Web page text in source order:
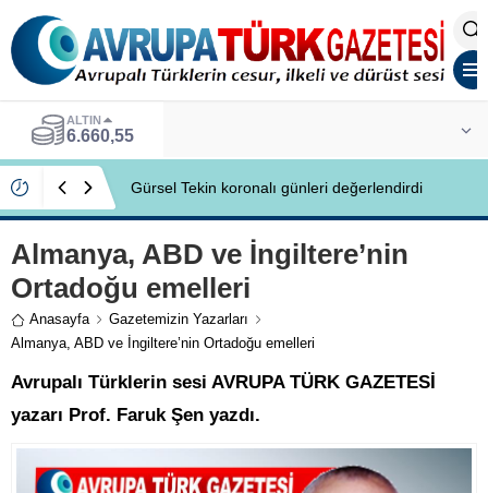
ALTIN
6.660,55
Gürsel Tekin koronalı günleri değerlendirdi
Almanya, ABD ve İngiltere’nin
Ortadoğu emelleri
Anasayfa
Gazetemizin Yazarları
Almanya, ABD ve İngiltere’nin Ortadoğu emelleri
Avrupalı Türklerin sesi AVRUPA TÜRK GAZETESİ
yazarı Prof. Faruk Şen yazdı.